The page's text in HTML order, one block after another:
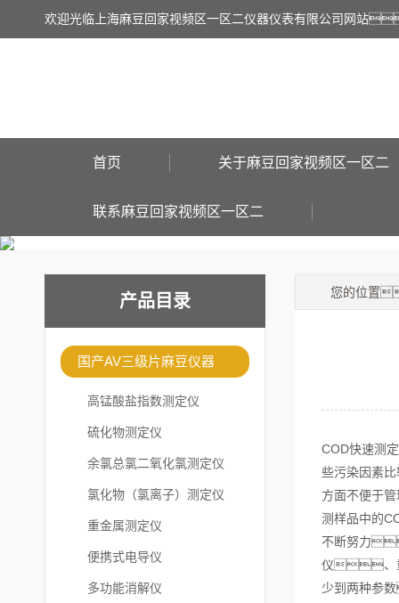
欢迎光临上海麻豆回家视频区一区二仪器仪表有限公司网站
首页 关于麻豆回家视频区一区二
联系麻豆回家视频区一区二
产品目录
国产AV三级片麻豆仪器
高锰酸盐指数测定仪
硫化物测定仪
余氯总氯二氧化氯测定仪
氯化物（氯离子）测定仪
重金属测定仪
便携式电导仪
多功能消解仪
您的位置
COD快速测
些污染因素
方面不便于
测样品中
不断努力
仪、重
少到两种参